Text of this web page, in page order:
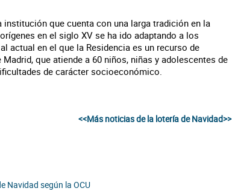
institución que cuenta con una larga tradición en la
en el siglo XV se ha ido adaptando a los
actual en el que la Residencia es un recurso de
que atiende a 60 niños, niñas y adolescentes de
de carácter socioeconómico.
<<Más noticias de la lotería de Navidad>>
Navidad según la OCU